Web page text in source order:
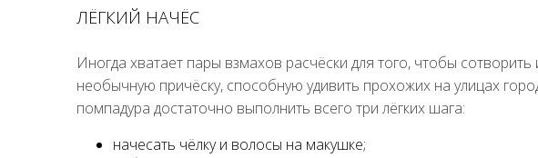
ЛЁГКИЙ НАЧЁС
Иногда хватает пары взмахов расчёски для того, чтобы
необычную причёску, способную удивить прохожих на улицах
помпадура достаточно выполнить всего три лёгких шага:
начесать чёлку и волосы на макушке;